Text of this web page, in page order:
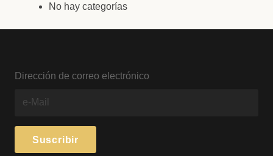
No hay categorías
Dirección de correo electrónico